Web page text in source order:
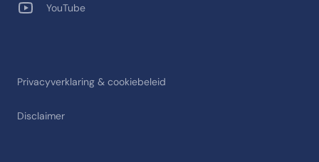
Privacyverklaring & cookiebeleid
Disclaimer
YouTube